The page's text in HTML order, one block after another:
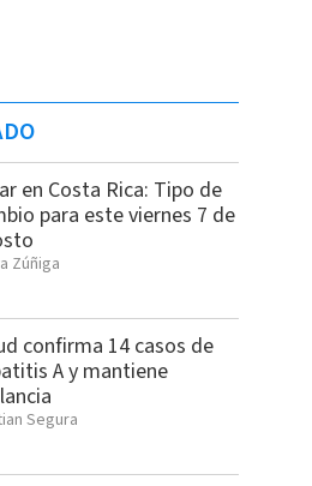
en Costa Rica: Tipo de
para este viernes 7 de
Zúñiga
confirma 14 casos de
A y mantiene
Segura